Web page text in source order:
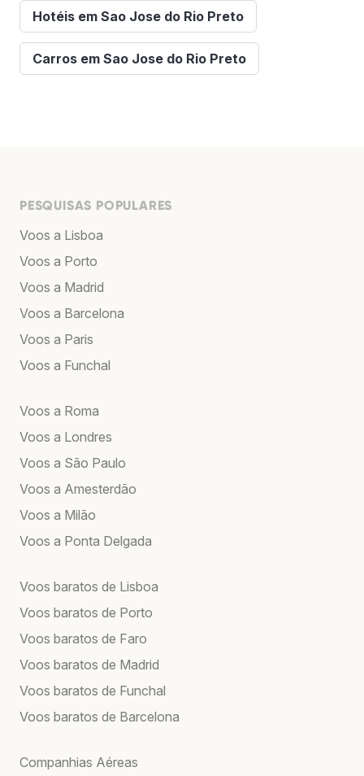
Hotéis em Sao Jose do Rio Preto
Carros em Sao Jose do Rio Preto
PESQUISAS POPULARES
Voos a Lisboa
Voos a Porto
Voos a Madrid
Voos a Barcelona
Voos a Paris
Voos a Funchal
Voos a Roma
Voos a Londres
Voos a São Paulo
Voos a Amesterdão
Voos a Milão
Voos a Ponta Delgada
Voos baratos de Lisboa
Voos baratos de Porto
Voos baratos de Faro
Voos baratos de Madrid
Voos baratos de Funchal
Voos baratos de Barcelona
Companhias Aéreas